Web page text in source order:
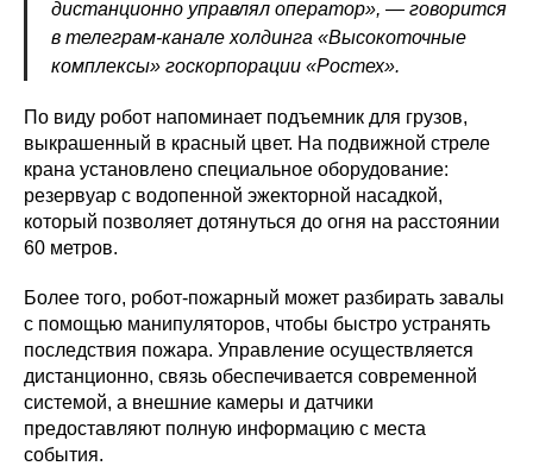
дистанционно управлял оператор», — говорится
в телеграм-канале холдинга «Высокоточные
комплексы» госкорпорации «Ростех».
По виду робот напоминает подъемник для грузов,
выкрашенный в красный цвет. На подвижной стреле
крана установлено специальное оборудование:
резервуар с водопенной эжекторной насадкой,
который позволяет дотянуться до огня на расстоянии
60 метров.
Более того, робот-пожарный может разбирать завалы
с помощью манипуляторов, чтобы быстро устранять
последствия пожара. Управление осуществляется
дистанционно, связь обеспечивается современной
системой, а внешние камеры и датчики
предоставляют полную информацию с места
события.